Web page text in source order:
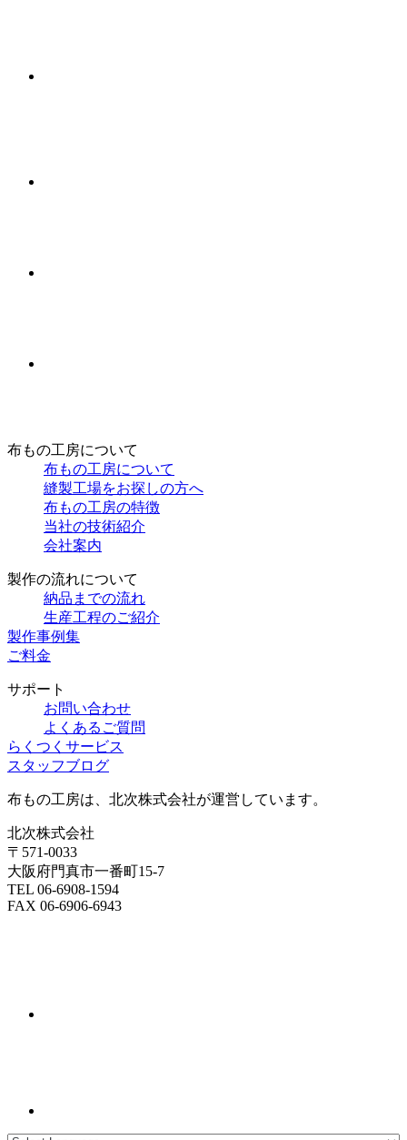
布もの工房について
布もの工房について
縫製工場をお探しの方へ
布もの工房の特徴
当社の技術紹介
会社案内
製作の流れについて
納品までの流れ
生産工程のご紹介
製作事例集
ご料金
サポート
お問い合わせ
よくあるご質問
らくつくサービス
スタッフブログ
布もの工房は、北次株式会社が運営しています。
北次株式会社
〒571-0033
大阪府門真市一番町15-7
TEL 06-6908-1594
FAX 06-6906-6943